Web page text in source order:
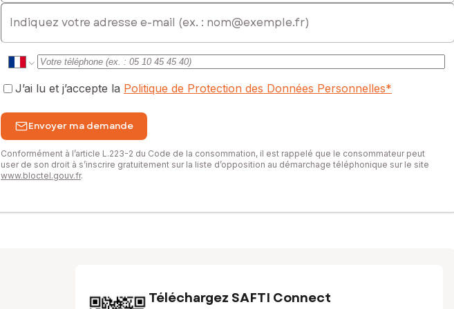
E-mail
J’ai lu et j’accepte la Politique de Protection des Données Personnelles*
Envoyer ma demande
Conformément à l’article L.223-2 du Code de la consommation, il est rappelé que le consommateur peut
user de son droit à s’inscrire gratuitement sur la liste d’opposition au démarchage téléphonique sur le site
www.bloctel.gouv.fr.
Téléchargez SAFTI Connect